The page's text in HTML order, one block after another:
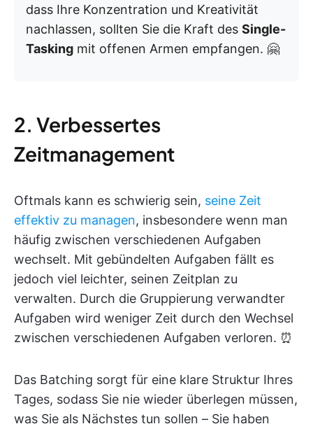
dass Ihre Konzentration und Kreativität
nachlassen, sollten Sie die Kraft des Single-
Tasking mit offenen Armen empfangen. 🤗
2. Verbessertes
Zeitmanagement
Oftmals kann es schwierig sein, seine Zeit
effektiv zu managen, insbesondere wenn man
häufig zwischen verschiedenen Aufgaben
wechselt. Mit gebündelten Aufgaben fällt es
jedoch viel leichter, seinen Zeitplan zu
verwalten. Durch die Gruppierung verwandter
Aufgaben wird weniger Zeit durch den Wechsel
zwischen verschiedenen Aufgaben verloren. ⏰
Das Batching sorgt für eine klare Struktur Ihres
Tages, sodass Sie nie wieder überlegen müssen,
was Sie als Nächstes tun sollen – Sie haben